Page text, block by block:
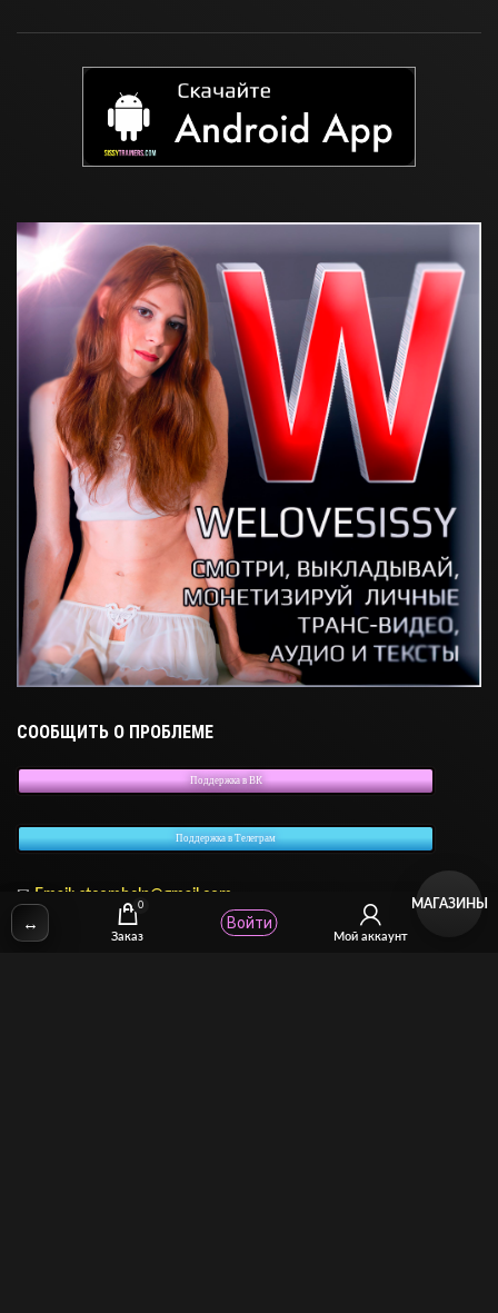
СООБЩИТЬ О ПРОБЛЕМЕ
Поддержка в ВК
Поддержка в Телеграм
✉ Email: stcomhelp@gmail.com
↔
0
Заказ Мой аккаунт
Войти
МАГАЗИНЫ